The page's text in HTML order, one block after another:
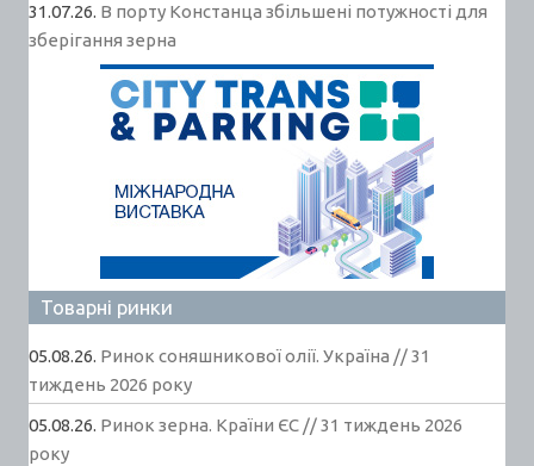
31.07.26. В порту Констанца збільшені потужності для
зберігання зерна
Товарні ринки
05.08.26. Ринок соняшникової олії. Україна // 31
тиждень 2026 року
05.08.26. Ринок зерна. Країни ЄС // 31 тиждень 2026
року